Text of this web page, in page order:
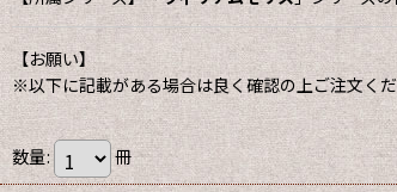
【お願い】
※以下に記載がある場合は良く確認の上ご注文く
数量: 冊